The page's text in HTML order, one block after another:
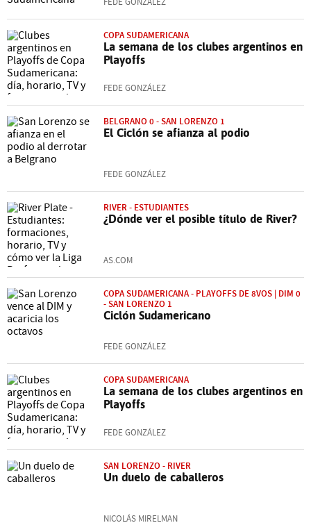
COPA SUDAMERICANA
La semana de los clubes argentinos en
Playoffs
FEDE GONZÁLEZ
BELGRANO 0 - SAN LORENZO 1
El Ciclón se afianza al podio
FEDE GONZÁLEZ
RIVER - ESTUDIANTES
¿Dónde ver el posible título de River?
AS.COM
COPA SUDAMERICANA - PLAYOFFS DE 8VOS | DIM 0
- SAN LORENZO 1
Ciclón Sudamericano
FEDE GONZÁLEZ
COPA SUDAMERICANA
La semana de los clubes argentinos en
Playoffs
FEDE GONZÁLEZ
SAN LORENZO - RIVER
Un duelo de caballeros
NICOLÁS MIRELMAN